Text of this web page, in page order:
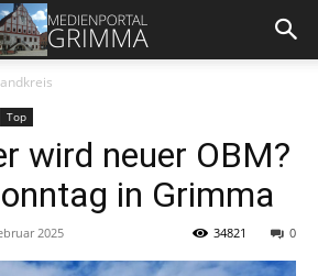
Top
wird neuer OBM?
in Grimma
2025 0
34821